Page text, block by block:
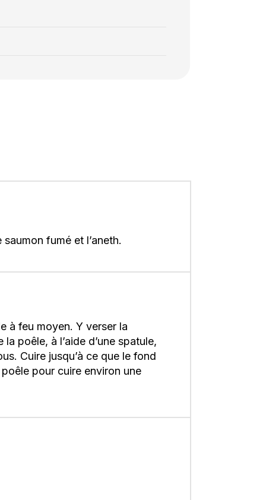
fumé et l’aneth.
à feu moyen. Y verser la
poêle, à l’aide d’une spatule,
Cuire jusqu’à ce que le fond
pour cuire environ une